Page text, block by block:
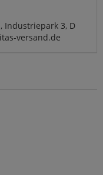
Industriepark 3, D
versand.de